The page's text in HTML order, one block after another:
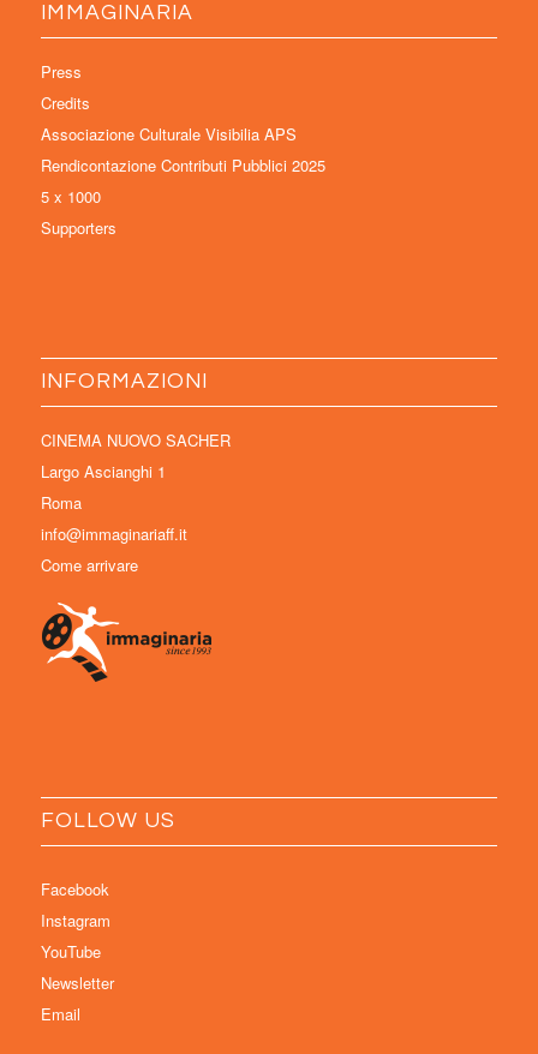
IMMAGINARIA
Press
Credits
Associazione Culturale Visibilia APS
Rendicontazione Contributi Pubblici 2025
5 x 1000
Supporters
INFORMAZIONI
CINEMA NUOVO SACHER
Largo Ascianghi 1
Roma
info@immaginariaff.it
Come arrivare
FOLLOW US
Facebook
Instagram
YouTube
Newsletter
Email